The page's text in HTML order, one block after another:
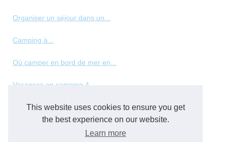
This website uses cookies to ensure you get
the best experience on our website.
Learn more
Organiser un séjour dans un...
Camping à...
Où camper en bord de mer en...
Vacances en camping 4...
Les meilleurs types de...
Panorama des hébergements de...